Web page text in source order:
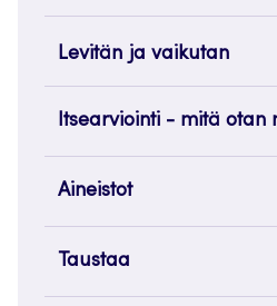
Levitän ja vaikutan
Itsearviointi - mitä otan
Aineistot
Taustaa